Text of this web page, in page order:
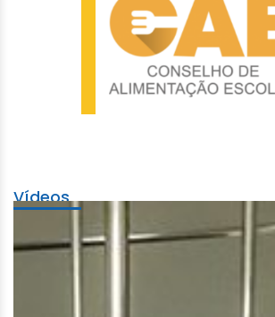
Vídeos